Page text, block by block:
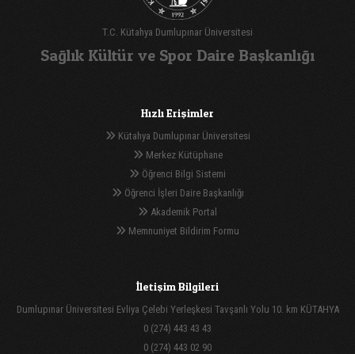
T.C. Kütahya Dumlupınar Üniversitesi
Sağlık Kültür ve Spor Daire Başkanlığı
Hızlı Erişimler
Kütahya Dumlupınar Üniversitesi
Merkez Kütüphane
Öğrenci Bilgi Sistemi
Öğrenci İşleri Daire Başkanlığı
Akademik Portal
Memnuniyet Bildirim Formu
İletişim Bilgileri
Dumlupınar Üniversitesi Evliya Çelebi Yerleşkesi Tavşanlı Yolu 10. km KÜTAHYA
0 (274) 443 43 43
0 (274) 443 02 90